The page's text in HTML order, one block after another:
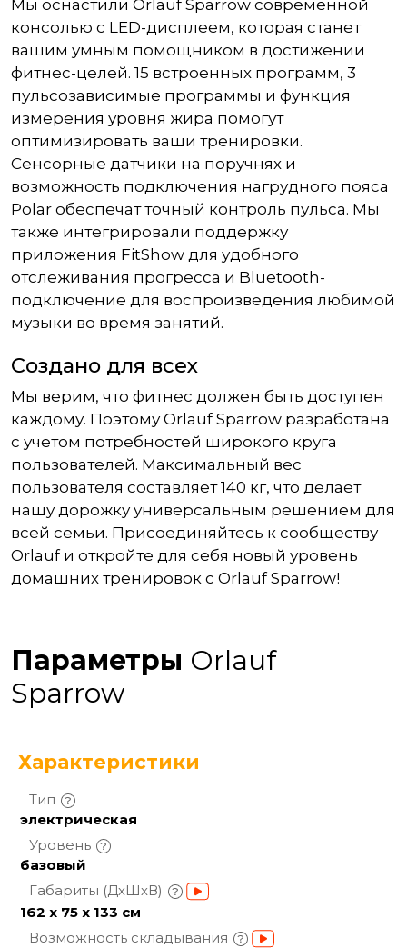
Мы оснастили Orlauf Sparrow современной
консолью с LED-дисплеем, которая станет
вашим умным помощником в достижении
фитнес-целей. 15 встроенных программ, 3
пульсозависимые программы и функция
измерения уровня жира помогут
оптимизировать ваши тренировки.
Сенсорные датчики на поручнях и
возможность подключения нагрудного пояса
Polar обеспечат точный контроль пульса. Мы
также интегрировали поддержку
приложения FitShow для удобного
отслеживания прогресса и Bluetooth-
подключение для воспроизведения любимой
музыки во время занятий.
Создано для всех
Мы верим, что фитнес должен быть доступен
каждому. Поэтому Orlauf Sparrow разработана
с учетом потребностей широкого круга
пользователей. Максимальный вес
пользователя составляет 140 кг, что делает
нашу дорожку универсальным решением для
всей семьи. Присоединяйтесь к сообществу
Orlauf и откройте для себя новый уровень
домашних тренировок с Orlauf Sparrow!
Параметры Orlauf
Sparrow
Характеристики
Тип
электрическая
Уровень
базовый
Габариты (ДхШхВ)
162 х 75 х 133 см
Возможность складывания